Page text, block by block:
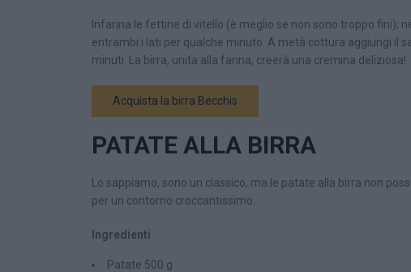
Infarina le fettine di vitello (è meglio se non sono troppo fini);
entrambi i lati per qualche minuto. A metà cottura aggiungi il
minuti. La birra, unita alla farina, creerà una cremina deliziosa!
Acquista la birra Becchis
PATATE ALLA BIRRA
Lo sappiamo, sono un classico, ma le patate alla birra non
per un contorno croccantissimo.
Ingredienti
Patate 500 g